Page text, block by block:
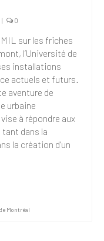
| 0
sur les friches
l’Université de
installations
actuels et futurs.
aventure de
urbaine
à répondre aux
dans la
la création d’un
Montréal